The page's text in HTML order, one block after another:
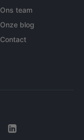
Ons team
Onze blog
Contact